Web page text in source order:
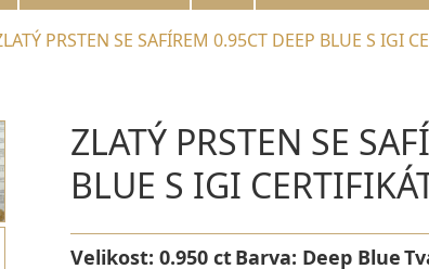
PRSTEN SE SAFÍREM 0.95CT DEEP BLUE S IGI
ZLATÝ PRSTEN SE
BLUE S IGI
Velikost: 0.950 ctBarva: Deep Blue